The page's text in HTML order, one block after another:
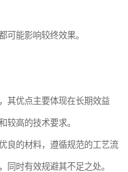
可能影响较终效果。
其优点主要体现在长期效益
较高的技术要求。
良的材料，遵循规范的工艺流
同时有效规避其不足之处。